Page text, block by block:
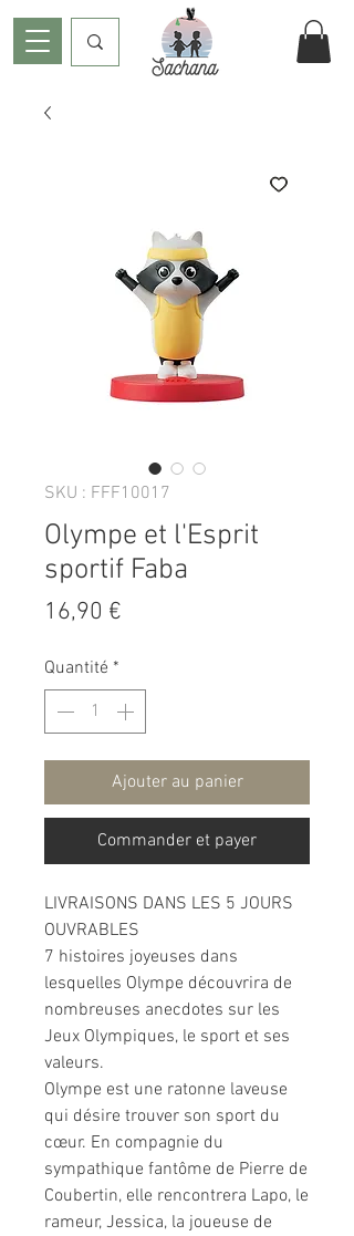
SKU : FFF10017
Olympe et l'Esprit
sportif Faba
16,90 €
Quantité *
Ajouter au panier
Commander et payer
LIVRAISONS DANS LES 5 JOURS
OUVRABLES
7 histoires joyeuses dans
lesquelles Olympe découvrira de
nombreuses anecdotes sur les
Jeux Olympiques, le sport et ses
valeurs.
Olympe est une ratonne laveuse
qui désire trouver son sport du
cœur. En compagnie du
sympathique fantôme de Pierre de
Coubertin, elle rencontrera Lapo, le
rameur, Jessica, la joueuse de